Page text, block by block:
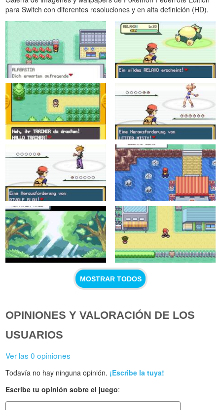
para Switch con diferentes resoluciones y en alta definición (HD).
MOSTRAR TODOS
OPINIONES Y VALORACIÓN DE LOS
USUARIOS
Ver las 0 opiniones
Todavía no hay ninguna opinión. ¡Escribe la tuya!
Escribe tu opinión sobre el juego: